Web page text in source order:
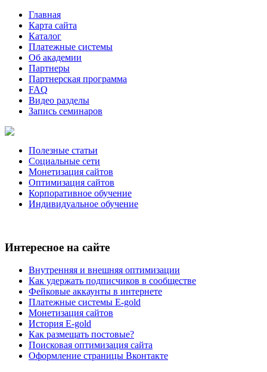
Главная
Карта сайта
Каталог
Платежные системы
Об академии
Партнеры
Партнерская программа
FAQ
Видео разделы
Запись семинаров
Полезные статьи
Социальные сети
Монетизация сайтов
Оптимизация сайтов
Корпоративное обучение
Индивидуальное обучение
Интересное на сайте
Внутренняя и внешняя оптимизации
Как удержать подписчиков в сообществе
Фейковые аккаунты в интернете
Платежные системы E-gold
Монетизация сайтов
История E-gold
Как размещать постовые?
Поисковая оптимизация сайта
Оформление страницы Вконтакте